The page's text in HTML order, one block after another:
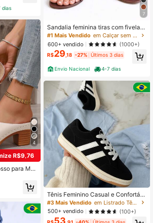
dias
4
R$9,76
para Mul
de Ver
Rasa
com Tira p
7
Sandalia feminina tiras com fivela n
o tornozelo 20.07
#1 Mais Vendido
em Calçar sem atacadores Sandalias femininas
600+ vendido
(1000+)
R$29,18 -27% Últimos 3 dias
Envio Nacional 4-7 dias
Tênis Feminino Casual e Confortáv
el para o Dia a Dia Lançamento
#3 Mais Vendido
em Listrado Tênis Feminino
500+ vendido
(100+)
53